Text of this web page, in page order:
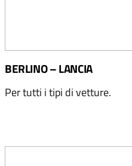
BERLINO – LANCIA
Per tutti i tipi di vetture.